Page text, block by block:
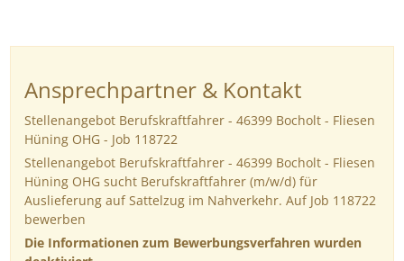
Ansprechpartner & Kontakt
Stellenangebot Berufskraftfahrer - 46399 Bocholt - Fliesen
Hüning OHG - Job 118722
Stellenangebot Berufskraftfahrer - 46399 Bocholt - Fliesen
Hüning OHG sucht Berufskraftfahrer (m/w/d) für
Auslieferung auf Sattelzug im Nahverkehr. Auf Job 118722
bewerben
Die Informationen zum Bewerbungsverfahren wurden